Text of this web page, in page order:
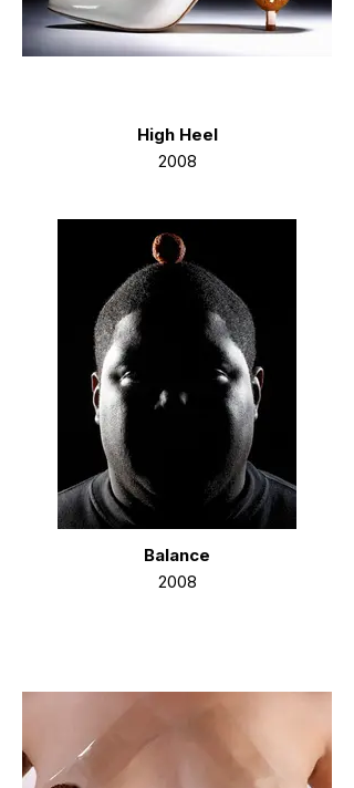
High Heel
2008
Balance
2008